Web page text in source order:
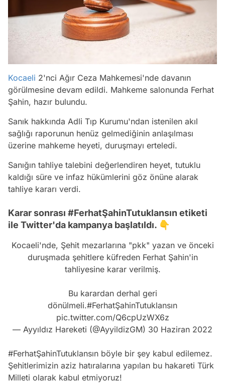
Kocaeli 2'nci Ağır Ceza Mahkemesi'nde davanın
görülmesine devam edildi. Mahkeme salonunda Ferhat
Şahin, hazır bulundu.
Sanık hakkında Adli Tıp Kurumu'ndan istenilen akıl
sağlığı raporunun henüz gelmediğinin anlaşılması
üzerine mahkeme heyeti, duruşmayı erteledi.
Sanığın tahliye talebini değerlendiren heyet, tutuklu
kaldığı süre ve infaz hükümlerini göz önüne alarak
tahliye kararı verdi.
Karar sonrası #FerhatŞahinTutuklansın etiketi
ile Twitter'da kampanya başlatıldı. 👇
Kocaeli'nde, Şehit mezarlarına "pkk" yazan ve önceki
duruşmada şehitlere küfreden Ferhat Şahin'in
tahliyesine karar verilmiş.
Bu karardan derhal geri
dönülmeli.#FerhatŞahinTutuklansın
pic.twitter.com/Q6cpUzWX6z
— Ayyıldız Hareketi (@AyyildizGM) 30 Haziran 2022
#FerhatŞahinTutuklansın böyle bir şey kabul edilemez.
Şehitlerimizin aziz hatıralarına yapılan bu hakareti Türk
Milleti olarak kabul etmiyoruz!